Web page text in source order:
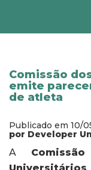
Comissão
emite
de atleta
Publicado em 10/
por Developer
A